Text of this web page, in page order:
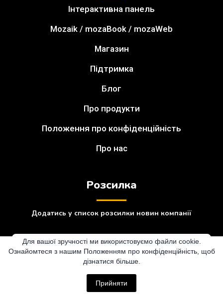
Інтерактивна панель
Mozaik / mozaBook / mozaWeb
Магазин
Підтримка
Блог
Про продукти
Положення про конфіденційність
Про нас
Розсилка
Додатись у список розсилки новин компанії
Підписатися
Для вашої зручності ми використовуємо файли cookie.
Ознайомтеся з нашим Положенням про конфіденційність, щоб
дізнатися більше.
Прийняти